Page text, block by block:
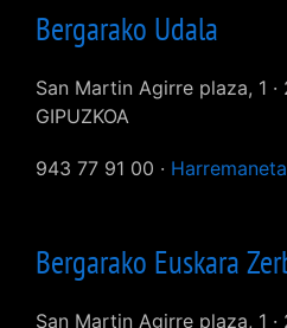
Bergarako Udala
San Martin Agirre plaza, 1 ·
GIPUZKOA
943 77 91 00 ·
Bergarako Euskara
San Martin Agirre plaza, 1 ·